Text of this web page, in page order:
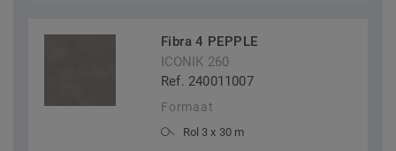
Fibra 4 PEPPLE
ICONIK 260
Ref. 240011007
Formaat
Rol 3 x 30 m